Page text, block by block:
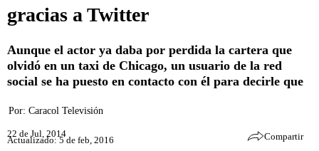
gracias a Twitter
Aunque el actor ya daba por perdida la cartera que
olvidó en un taxi de Chicago, un usuario de la red
social se ha puesto en contacto con él para decirle que
Por: Caracol Televisión
22 de Jul, 2014
Actualizado: 5 de feb, 2016 Compartir